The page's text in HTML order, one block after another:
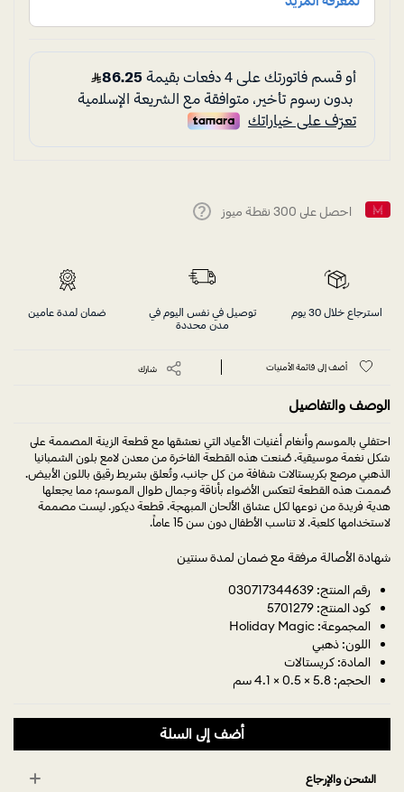
احصل على 300 نقطة ميوز
استرجاع خلال 30 يوم
توصيل في نفس اليوم في
مدن محددة
ضمان لمدة عامين
أضف إلى قائمة الأمنيات شارك
الوصف والتفاصيل
احتفلي بالموسم وأنغام أغنيات الأعياد التي نعشقها مع قطعة الزينة المصممة على
شكل نغمة موسيقية. صُنعت هذه القطعة الفاخرة من معدن لامع بلون الشمبانيا
الذهبي مرصع بكريستالات شفافة من كل جانب، وتُعلق بشريط رقيق باللون الأبيض.
صُممت هذه القطعة لتعكس الأضواء بأناقة وجمال طوال الموسم؛ مما يجعلها
هدية فريدة من نوعها لكل عشاق الألحان المبهجة. قطعة ديكور. ليست مصممة
لاستخدامها كلعبة. لا تناسب الأطفال دون سن 15 عاماً.
شهادة الأصالة مرفقة مع ضمان لمدة سنتين
رقم المنتج: 030717344639
كود المنتج: 5701279
المجموعة: Holiday Magic
اللون: ذهبي
المادة: كريستالات
الحجم: 5.8 × 0.5 × 4.1 سم
أضف إلى السلة
الشحن والإرجاع